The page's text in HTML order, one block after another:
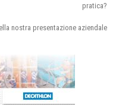
pratica?
nostra presentazione aziendale